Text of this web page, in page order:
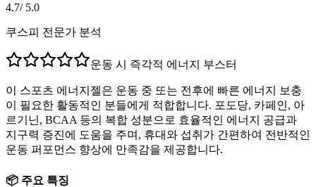
4.7/ 5.0
쿠스피 전문가 분석
운동 시 즉각적 에너지 부스터
이 스포츠 에너지젤은 운동 중 또는 전후에 빠른 에너지 보충
이 필요한 활동적인 분들에게 적합합니다. 포도당, 카페인, 아
르기닌, BCAA 등의 복합 성분으로 효율적인 에너지 공급과
지구력 증진에 도움을 주며, 휴대와 섭취가 간편하여 전반적인
운동 퍼포먼스 향상에 만족감을 제공합니다.
📦 주요 특징